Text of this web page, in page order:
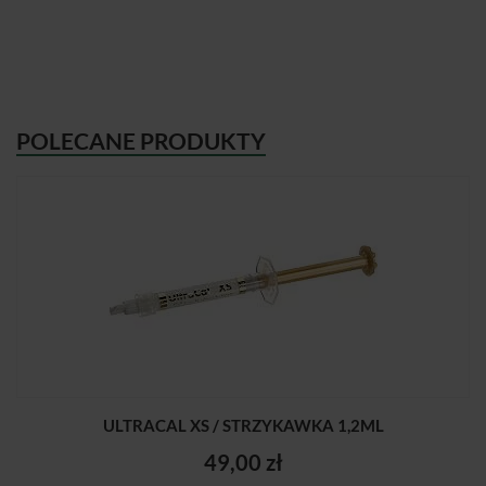
POLECANE PRODUKTY
ULTRACAL XS / STRZYKAWKA 1,2ML
49,00 zł